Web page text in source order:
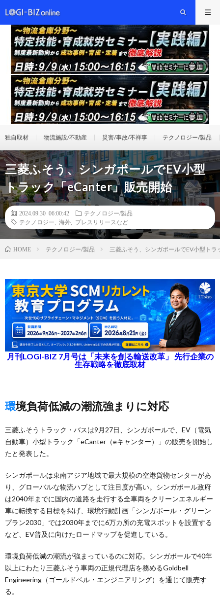
独自取材 物流施設/不動産 災害/事故/不祥事 テクノロジー/製品
三菱ふそう、シンガポールでEV小型
トラック「eCanter」販売開始
2024.09.30 06:00:42
テクノロジー/製品
テクノロジー
海外 プレスリリースなど
HOME テクノロジー/製品 三菱ふそう、シンガポールでEV小型ト
月刊LOGI-BIZ 7月号は「未来を創る輸送改革」 先行企業の
生存戦略を徹底取材
環境負荷低減の潮流強まりに対応
三菱ふそうトラック・バスは9月27日、シンガポールで、EV（電気
自動車）小型トラック「eCanter（eキャンター）」の販売を開始し
たと発表した。
シンガポールは東南アジア地域で最大規模の空港貨物センターがあ
り、グローバルな物流ハブとして注目度が高い。シンガポール政府
は2040年までに国内の道路を走行する全車両をクリーンエネルギー
車に転換する目標を掲げ、環境行動計画「シンガポール・グリーン
プラン2030」では2030年までに6万カ所の充電スポットを設置する
など、EV普及に向けたロードマップを促進している。
環境負荷低減の潮流が強まっているのに対応。シンガポールで40年
以上にわたり三菱ふそう車両の正規代理店を務めるGoldbell
Engineering（ゴールドベル・エンジニアリング）を通じて販売す
る。